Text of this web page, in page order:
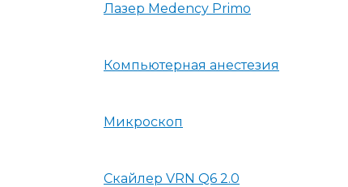
Лазер Medency Primo
Компьютерная анестезия
Микроскоп
Скайлер VRN Q6 2.0